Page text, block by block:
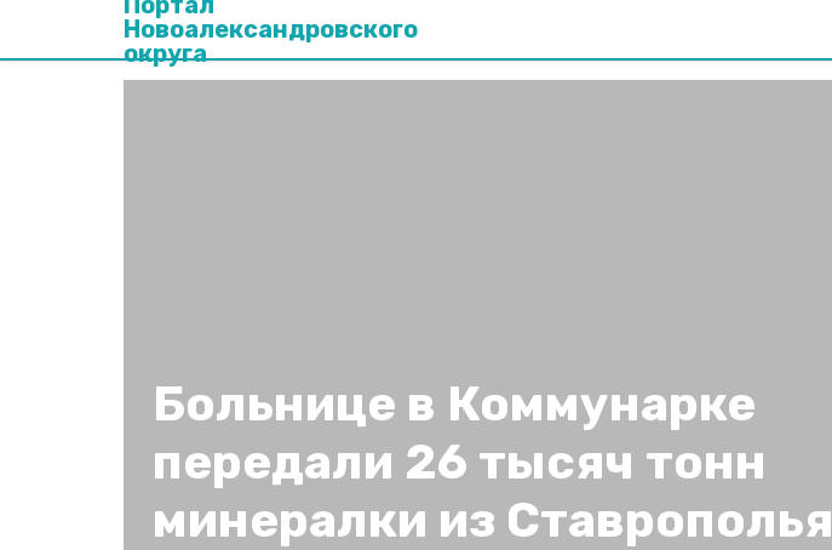
Новоалександровского
округа
Больнице в Коммунарке
передали 26 тысяч тонн
минералки из Ставрополья